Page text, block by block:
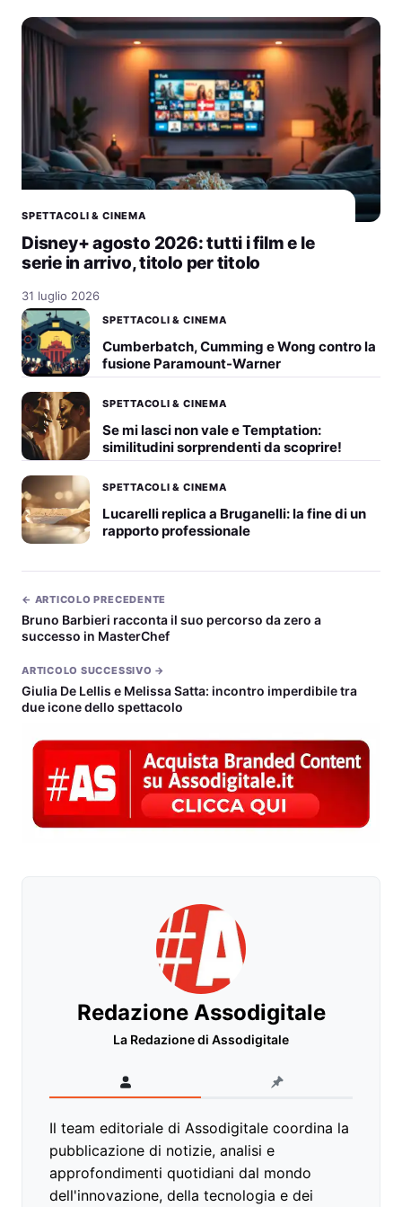
SPETTACOLI & CINEMA
Disney+ agosto 2026: tutti i film e le
serie in arrivo, titolo per titolo
31 luglio 2026
SPETTACOLI & CINEMA
Cumberbatch, Cumming e Wong contro la
fusione Paramount-Warner
SPETTACOLI & CINEMA
Se mi lasci non vale e Temptation:
similitudini sorprendenti da scoprire!
SPETTACOLI & CINEMA
Lucarelli replica a Bruganelli: la fine di un
rapporto professionale
← ARTICOLO PRECEDENTE
Bruno Barbieri racconta il suo percorso da zero a
successo in MasterChef
ARTICOLO SUCCESSIVO →
Giulia De Lellis e Melissa Satta: incontro imperdibile tra
due icone dello spettacolo
Redazione Assodigitale
La Redazione di Assodigitale
Il team editoriale di Assodigitale coordina la
pubblicazione di notizie, analisi e
approfondimenti quotidiani dal mondo
dell'innovazione, della tecnologia e dei